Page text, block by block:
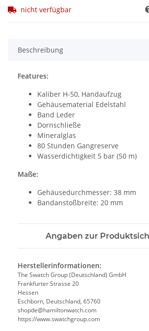
nicht verfügbar
Beschreibung
Features:
Kaliber H-50, Handaufzug
Gehäusematerial Edelstahl
Band Leder
Dornschließe
Mineralglas
80 Stunden Gangreserve
Wasserdichtigkeit 5 bar (50 m)
Maße:
Gehäusedurchmesser: 38 mm
Bandanstoßbreite: 20 mm
Angaben zur
Herstellerinformationen:
The Swatch Group (Deutschland) GmbH
Frankfurter Strasse 20
Hessen
Eschborn, Deutschland, 65760
shopde@hamiltonwatch.com
https://www.swatchgroup.com